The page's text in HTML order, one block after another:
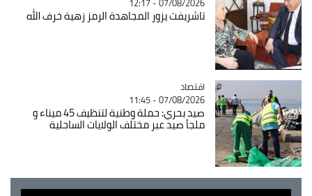
تاشريفت يزور المجاهدة الرمز زهية خرف الله
Catégorie
اقتصاد
07/08/2026 - 11:45
صيد بحري: حملة وطنية لتنظيف 45 ميناء و
ملجأ صيد عبر مختلف الولايات الساحلية